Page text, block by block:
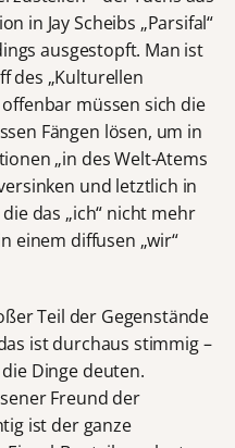
in Jay Scheibs „Parsifal“
ausgestopft. Man ist
des „Kulturellen
müssen sich die
Fängen lösen, um in
„in des Welt-Atems
und letztlich in
das „ich“ nicht mehr
einem diffusen „wir“
Teil der Gegenstände
ist durchaus stimmig –
Dinge deuten.
Freund der
ist der ganze